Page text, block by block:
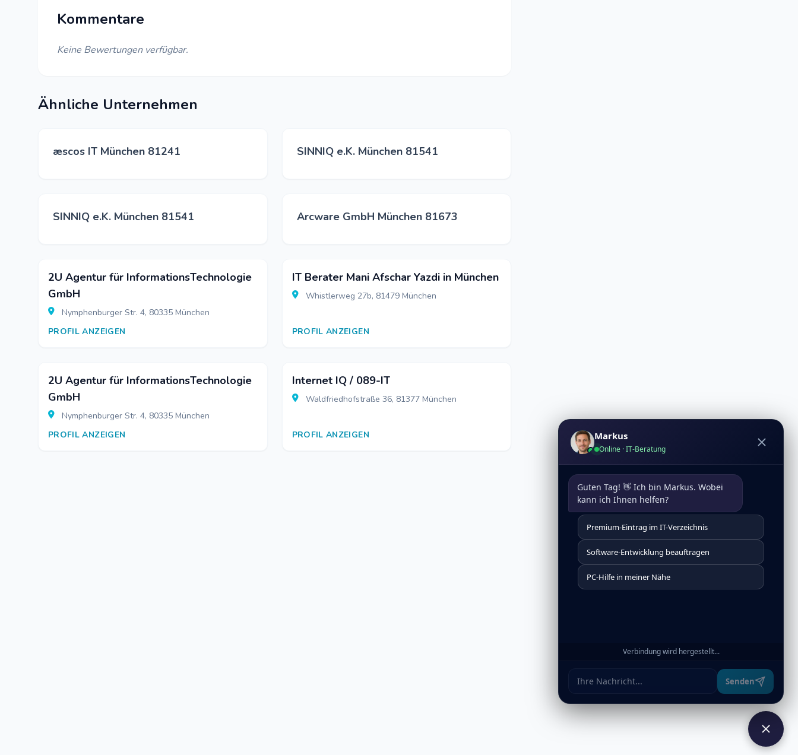
Kommentare
Keine Bewertungen verfügbar.
Ähnliche Unternehmen
æscos IT München 81241 SINNIQ e.K. München 81541
SINNIQ e.K. München 81541 Arcware GmbH München 81673
2U Agentur für InformationsTechnologie
GmbH
Nymphenburger Str. 4, 80335 München
PROFIL ANZEIGEN
IT Berater Mani Afschar Yazdi in München
Whistlerweg 27b, 81479 München
PROFIL ANZEIGEN
2U Agentur für InformationsTechnologie
GmbH
Nymphenburger Str. 4, 80335 München
PROFIL ANZEIGEN
Internet IQ / 089-IT
Waldfriedhofstraße 36, 81377 München
PROFIL ANZEIGEN Markus
Online · IT-Beratung
Guten Tag! 👋 Ich bin Markus. Wobei
kann ich Ihnen helfen?
Premium-Eintrag im IT-Verzeichnis
Software-Entwicklung beauftragen
PC-Hilfe in meiner Nähe
Verbindung wird hergestellt...
Senden